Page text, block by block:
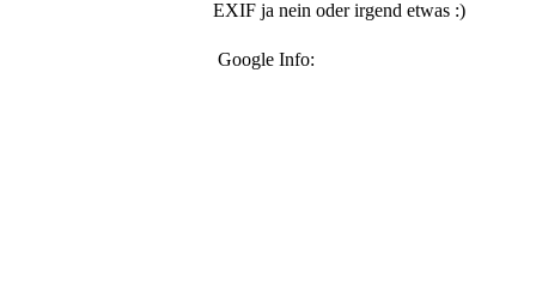
EXIF ja nein oder irgend etwas :)
Google Info: